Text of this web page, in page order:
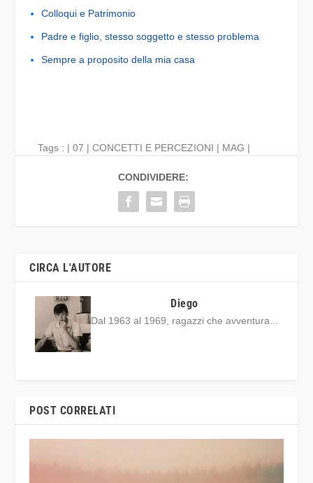
Colloqui e Patrimonio
Padre e figlio, stesso soggetto e stesso problema
Sempre a proposito della mia casa
Tags : |07 |CONCETTI E PERCEZIONI | MAG |
CONDIVIDERE:
CIRCA L'AUTORE
Diego
Dal 1963 al 1969, ragazzi che avventura...
POST CORRELATI